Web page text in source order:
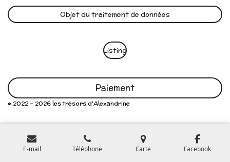
Objet du traitement de données
Listing
Paiement
© 2022 - 2026 les trésors d'Alexandrine
E-mail Téléphone Carte Facebook